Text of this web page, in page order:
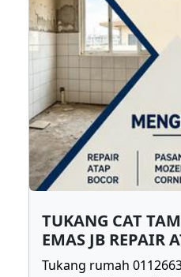
TUKANG CAT
EMAS JB REPAIR
Tukang rumah